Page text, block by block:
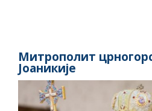
Митрополит
Јоаникије